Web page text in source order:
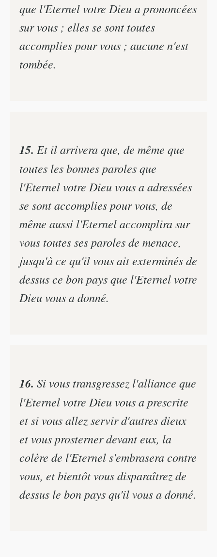
que l'Eternel votre Dieu a prononcées
sur vous ; elles se sont toutes
accomplies pour vous ; aucune n'est
tombée.
15. Et il arrivera que, de même que
toutes les bonnes paroles que
l'Eternel votre Dieu vous a adressées
se sont accomplies pour vous, de
même aussi l'Eternel accomplira sur
vous toutes ses paroles de menace,
jusqu'à ce qu'il vous ait exterminés de
dessus ce bon pays que l'Eternel votre
Dieu vous a donné.
16. Si vous transgressez l'alliance que
l'Eternel votre Dieu vous a prescrite
et si vous allez servir d'autres dieux
et vous prosterner devant eux, la
colère de l'Eternel s'embrasera contre
vous, et bientôt vous disparaîtrez de
dessus le bon pays qu'il vous a donné.